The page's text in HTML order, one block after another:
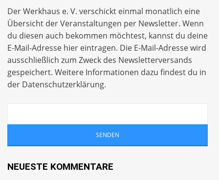
Der Werkhaus e. V. verschickt einmal monatlich eine
Übersicht der Veranstaltungen per Newsletter. Wenn
du diesen auch bekommen möchtest, kannst du deine
E-Mail-Adresse hier eintragen. Die E-Mail-Adresse wird
ausschließlich zum Zweck des Newsletterversands
gespeichert. Weitere Informationen dazu findest du in
der Datenschutzerklärung.
NEUESTE KOMMENTARE